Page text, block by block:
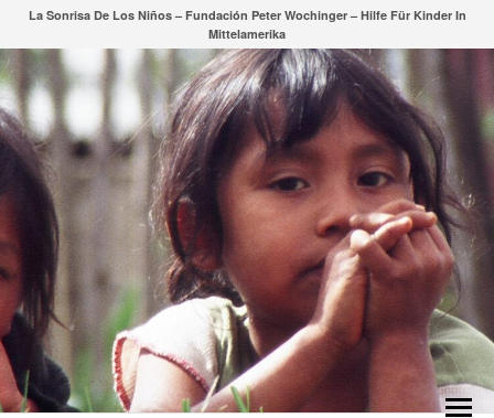
Zum
springen
La Sonrisa De Los Niños – Fundación Peter Wochinger – Hilfe Für Kinder In
Mittelamerika